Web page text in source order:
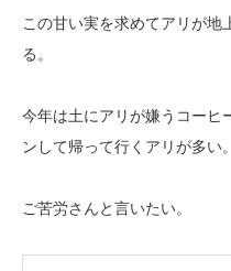
この甘い実を求めてアリが地
る。
今年は土にアリが嫌うコーヒ
ンして帰って行くアリが多い。
ご苦労さんと言いたい。